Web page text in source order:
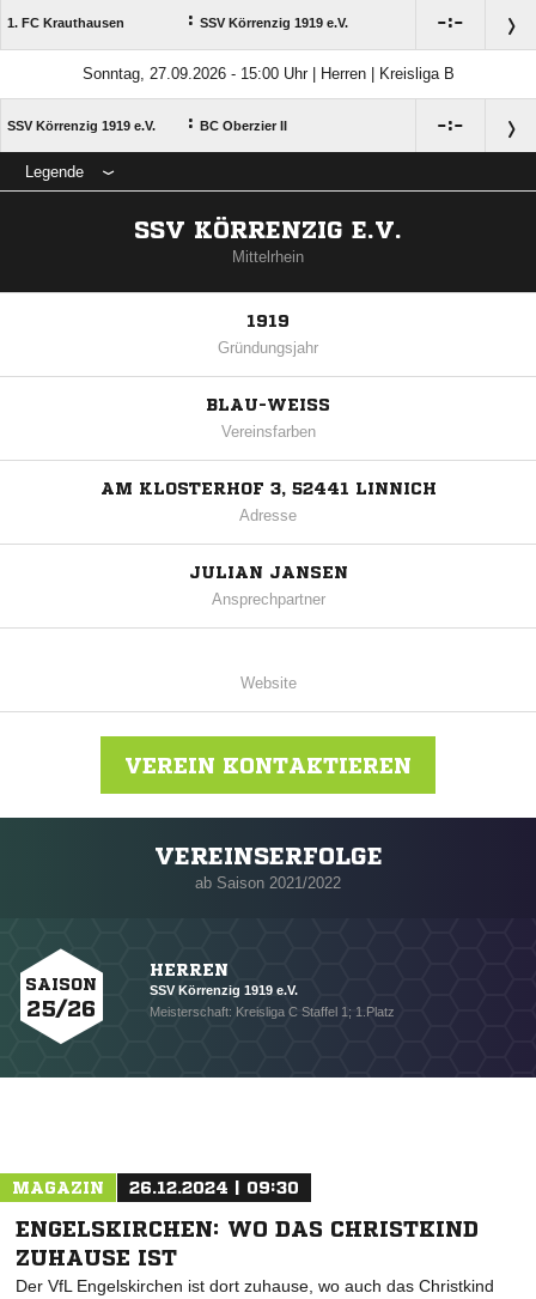
1. FC Krauthausen : SSV Körrenzig 1919 e.V. :
Sonntag, 27.09.2026 - 15:00 Uhr | Herren | Kreisliga B
SSV Körrenzig 1919 e.V. : BC Oberzier II :
Legende
SSV KÖRRENZIG E.V.
Mittelrhein
1919
Gründungsjahr
BLAU-WEISS
Vereinsfarben
AM KLOSTERHOF 3, 52441 LINNICH
Adresse
JULIAN JANSEN
Ansprechpartner
Website
VEREIN KONTAKTIEREN
Nachricht an SSV Körrenzig e.V.
VEREINSERFOLGE
ab Saison 2021/2022
SAISON
25/26
HERREN
SSV Körrenzig 1919 e.V.
Meisterschaft: Kreisliga C Staffel 1; 1.Platz
MAGAZIN 26.12.2024 | 09:30
ENGELSKIRCHEN: WO DAS CHRISTKIND
ZUHAUSE IST
Der VfL Engelskirchen ist dort zuhause, wo auch das Christkind